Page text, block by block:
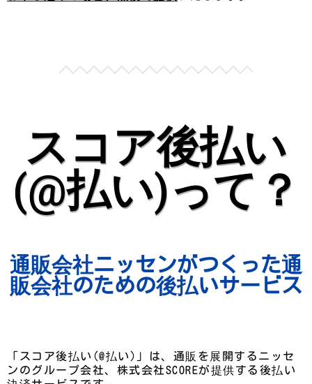
スコア後払い
(@払い)って？
通販会社ニッセンがつくった通
販会社のための後払いサービス
「スコア後払い(@払い)」は、通販を展開するニッセ
ンのグループ会社、株式会社SCOREが提供する後払い